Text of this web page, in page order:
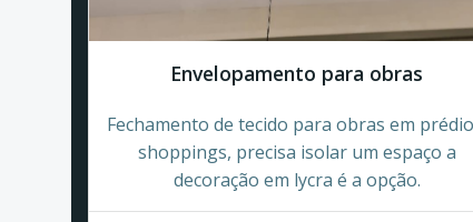
Envelopamento para obras
Fechamento de tecido para obras em
shoppings, precisa isolar um espaço a
decoração em lycra é a opção.